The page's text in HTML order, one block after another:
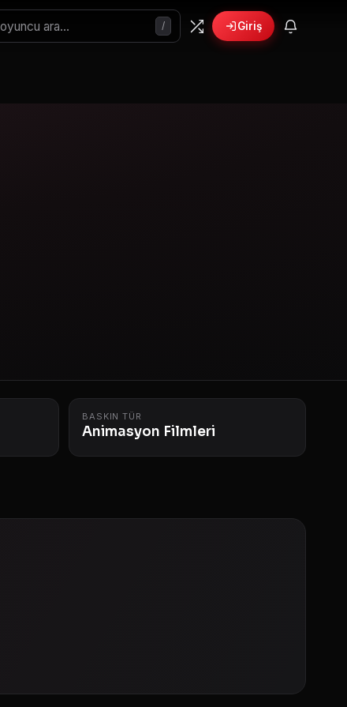
/ Giriş
BASKIN TÜR
Animasyon Filmleri